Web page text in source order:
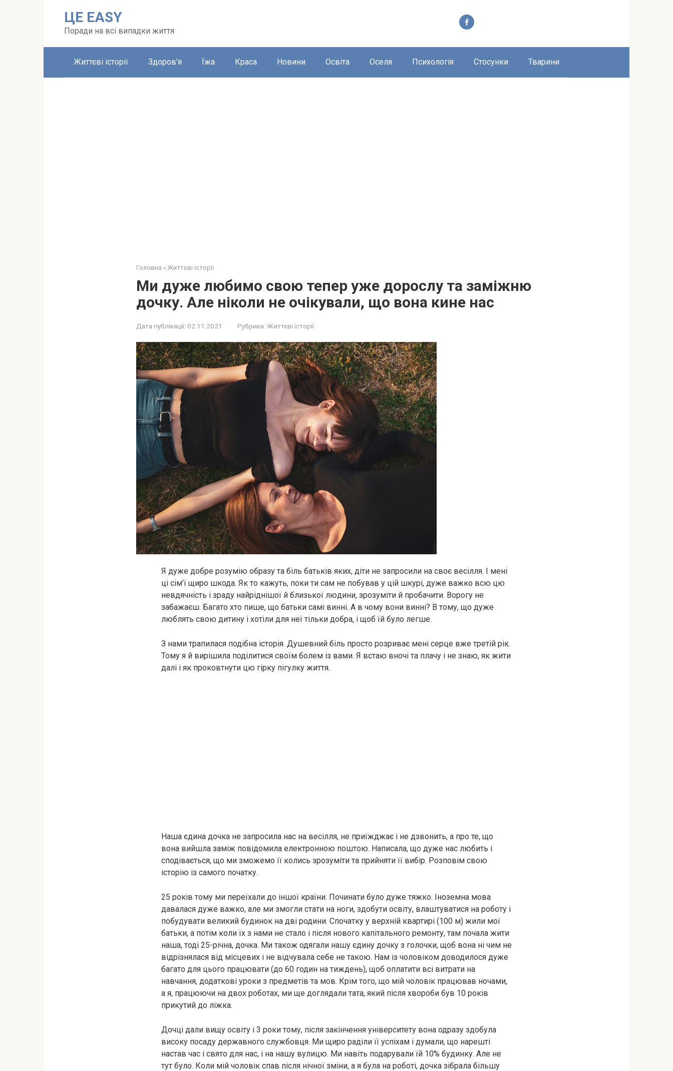
ЦЕ EASY
Поради на всі випадки життя
Життєві історії Здоров’я Їжа Краса Новини Освіта Оселя Психологія Стосунки Тварини
Головна » Життєві історії
Ми дуже любимо свою тепер уже дорослу та заміжню
дочку. Але ніколи не очікували, що вона кине нас
Дата публікації: 02.11.2021 Рубрика: Життєві історії
Я дуже добре розумію образу та біль батьків яких, діти не запросили на своє весілля. І мені
ці сім’ї щиро шкода. Як то кажуть, поки ти сам не побував у цій шкурі, дуже важко всю цю
невдячність і зраду найріднішої й близької людини, зрозуміти й пробачити. Ворогу не
забажаєш. Багато хто пише, що батьки самі винні. А в чому вони винні? В тому, що дуже
люблять свою дитину і хотіли для неї тільки добра, і щоб їй було легше.
З нами трапилася подібна історія. Душевний біль просто розриває мені серце вже третій рік.
Тому я й вирішила поділитися своїм болем із вами. Я встаю вночі та плачу і не знаю, як жити
далі і як проковтнути цю гірку пігулку життя.
Наша єдина дочка не запросила нас на весілля, не приїжджає і не дзвонить, а про те, що
вона вийшла заміж повідомила електронною поштою. Написала, що дуже нас любить і
сподівається, що ми зможемо її колись зрозуміти та прийняти її вибір. Розповім свою
історію із самого початку.
25 років тому ми переїхали до іншої країни. Починати було дуже тяжко. Іноземна мова
давалася дуже важко, але ми змогли стати на ноги, здобути освіту, влаштуватися на роботу і
побудувати великий будинок на дві родини. Спочатку у верхній квартирі (100 м) жили мої
батьки, а потім коли їх з нами не стало і після нового капітального ремонту, там почала жити
наша, тоді 25-річна, дочка. Ми також одягали нашу єдину дочку з голочки, щоб вона ні чим не
відрізнялася від місцевих і не відчувала себе не такою. Нам із чоловіком доводилося дуже
багато для цього працювати (до 60 годин на тиждень), щоб оплатити всі витрати на
навчання, додаткові уроки з предметів та мов. Крім того, що мій чоловік працював ночами,
а я, працюючи на двох роботах, ми ще доглядали тата, який після хвороби був 10 років
прикутий до ліжка.
Дочці дали вищу освіту і 3 роки тому, після закінчення університету вона одразу здобула
високу посаду державного службовця. Ми щиро раділи її успіхам і думали, що нарешті
настав час і свято для нас, і на нашу вулицю. Ми навіть подарували їй 10% будинку. Але не
тут було. Коли мій чоловік спав після нічної зміни, а я була на роботі, дочка зібрала більшу